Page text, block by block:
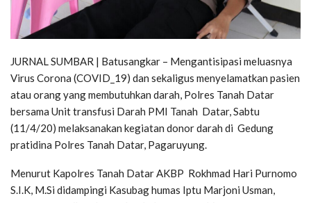
JURNAL SUMBAR | Batusangkar – Mengantisipasi meluasnya
Virus Corona (COVID_19) dan sekaligus menyelamatkan pasien
atau orang yang membutuhkan darah, Polres Tanah Datar
bersama Unit transfusi Darah PMI Tanah Datar, Sabtu
(11/4/20) melaksanakan kegiatan donor darah di Gedung
pratidina Polres Tanah Datar, Pagaruyung.
Menurut Kapolres Tanah Datar AKBP Rokhmad Hari Purnomo
S.I.K, M.Si didampingi Kasubag humas Iptu Marjoni Usman,